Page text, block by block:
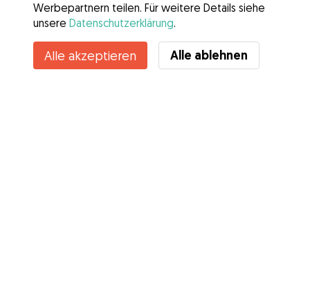
Werbepartnern teilen. Für weitere Details siehe
unsere Datenschutzerklärung.
Alle akzeptieren Alle ablehnen